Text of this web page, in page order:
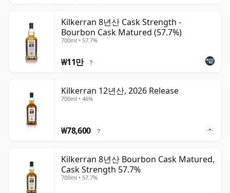
Kilkerran 8년산 Cask Strength -
Bourbon Cask Matured (57.7%)
700ml • 57.7%
₩11만 ?
Kilkerran 12년산, 2026 Release
700ml • 46%
₩78,600 ?
Kilkerran 8년산 Bourbon Cask Matured,
Cask Strength 57.7%
700ml • 57.7%